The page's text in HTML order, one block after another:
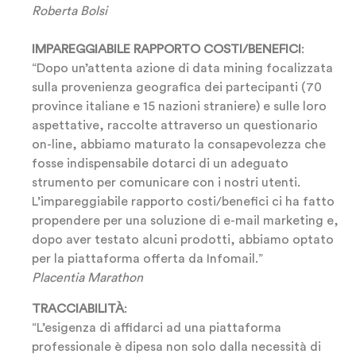
Roberta Bolsi
IMPAREGGIABILE RAPPORTO COSTI/BENEFICI :
“Dopo un’attenta azione di data mining focalizzata
sulla provenienza geografica dei partecipanti (70
province italiane e 15 nazioni straniere) e sulle loro
aspettative, raccolte attraverso un questionario
on-line, abbiamo maturato la consapevolezza che
fosse indispensabile dotarci di un adeguato
strumento per comunicare con i nostri utenti.
L’impareggiabile rapporto costi/benefici ci ha fatto
propendere per una soluzione di e-mail marketing e,
dopo aver testato alcuni prodotti, abbiamo optato
per la piattaforma offerta da Infomail.”
Placentia Marathon
TRACCIABILITÀ:
“L’esigenza di affidarci ad una piattaforma
professionale è dipesa non solo dalla necessità di